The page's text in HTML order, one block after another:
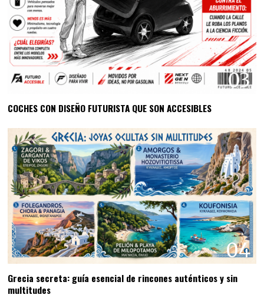
03
COCHES CON DISEÑO FUTURISTA QUE SON ACCESIBLES
04
Grecia secreta: guía esencial de rincones auténticos y sin
multitudes